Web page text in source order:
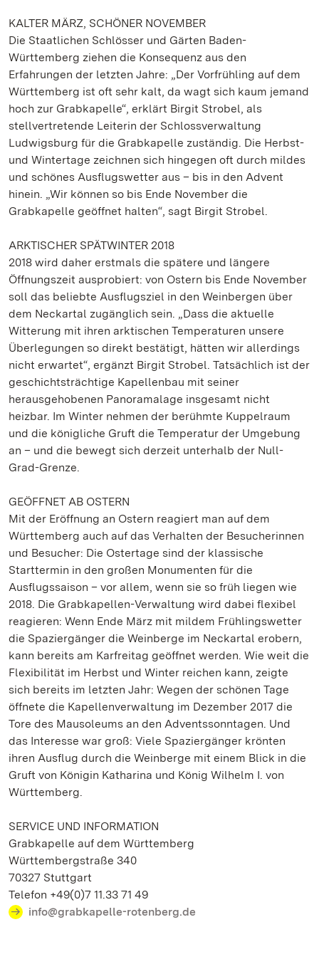
KALTER MÄRZ, SCHÖNER NOVEMBER
Die Staatlichen Schlösser und Gärten Baden-
Württemberg ziehen die Konsequenz aus den
Erfahrungen der letzten Jahre: „Der Vorfrühling auf dem
Württemberg ist oft sehr kalt, da wagt sich kaum jemand
hoch zur Grabkapelle“, erklärt Birgit Strobel, als
stellvertretende Leiterin der Schlossverwaltung
Ludwigsburg für die Grabkapelle zuständig. Die Herbst-
und Wintertage zeichnen sich hingegen oft durch mildes
und schönes Ausflugswetter aus – bis in den Advent
hinein. „Wir können so bis Ende November die
Grabkapelle geöffnet halten“, sagt Birgit Strobel.
ARKTISCHER SPÄTWINTER 2018
2018 wird daher erstmals die spätere und längere
Öffnungszeit ausprobiert: von Ostern bis Ende November
soll das beliebte Ausflugsziel in den Weinbergen über
dem Neckartal zugänglich sein. „Dass die aktuelle
Witterung mit ihren arktischen Temperaturen unsere
Überlegungen so direkt bestätigt, hätten wir allerdings
nicht erwartet“, ergänzt Birgit Strobel. Tatsächlich ist der
geschichtsträchtige Kapellenbau mit seiner
herausgehobenen Panoramalage insgesamt nicht
heizbar. Im Winter nehmen der berühmte Kuppelraum
und die königliche Gruft die Temperatur der Umgebung
an – und die bewegt sich derzeit unterhalb der Null-
Grad-Grenze.
GEÖFFNET AB OSTERN
Mit der Eröffnung an Ostern reagiert man auf dem
Württemberg auch auf das Verhalten der Besucherinnen
und Besucher: Die Ostertage sind der klassische
Starttermin in den großen Monumenten für die
Ausflugssaison – vor allem, wenn sie so früh liegen wie
2018. Die Grabkapellen-Verwaltung wird dabei flexibel
reagieren: Wenn Ende März mit mildem Frühlingswetter
die Spaziergänger die Weinberge im Neckartal erobern,
kann bereits am Karfreitag geöffnet werden. Wie weit die
Flexibilität im Herbst und Winter reichen kann, zeigte
sich bereits im letzten Jahr: Wegen der schönen Tage
öffnete die Kapellenverwaltung im Dezember 2017 die
Tore des Mausoleums an den Adventssonntagen. Und
das Interesse war groß: Viele Spaziergänger krönten
ihren Ausflug durch die Weinberge mit einem Blick in die
Gruft von Königin Katharina und König Wilhelm I. von
Württemberg.
SERVICE UND INFORMATION
Grabkapelle auf dem Württemberg
Württembergstraße 340
70327 Stuttgart
Telefon +49(0)7 11.33 71 49
info@grabkapelle-rotenberg.de